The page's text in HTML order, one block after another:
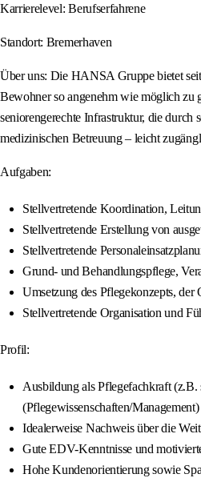
Karrierelevel: Berufserfahrene
Standort: Bremerhaven
Über uns: Die HANSA Gruppe bietet
Bewohner so angenehm wie möglich zu
seniorengerechte Infrastruktur, die
medizinischen Betreuung – leicht
Aufgaben:
Stellvertretende Koordination,
Stellvertretende Erstellung von
Stellvertretende
Grund- und Behandlungspflege,
Umsetzung des Pflegekonzepts, der
Stellvertretende Organisation und
Profil:
Ausbildung als Pflegefachkraft
(Pflegewissenschaften/
Idealerweise Nachweis über die
Gute EDV-Kenntnisse und
Hohe Kundenorientierung sowie